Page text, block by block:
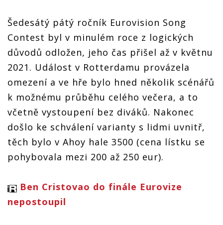
show
Pocity z
Ahoy
areny v
Rotterdamu
show
Pocity z
Ahoy
areny v
Rotterdamu
show
Pocity z
Ahoy
areny v
Rotterdamu
show
Pocity z
Ahoy
areny v
Rotterdamu
Šedesátý pátý ročník Eurovision Song
Contest byl v minulém roce z logických
důvodů odložen, jeho čas přišel až v květnu
2021. Událost v Rotterdamu provázela
omezení a ve hře bylo hned několik scénářů
k možnému průběhu celého večera, a to
včetně vystoupení bez diváků. Nakonec
došlo ke schválení varianty s lidmi uvnitř,
těch bylo v Ahoy hale 3500 (cena lístku se
pohybovala mezi 200 až 250 eur).
Ben Cristovao do finále Eurovize
nepostoupil